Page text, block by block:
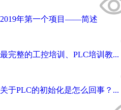
2019年第一个项目——简述
最完整的工控培训、PLC培训教...
关于PLC的初始化是怎么回事？...